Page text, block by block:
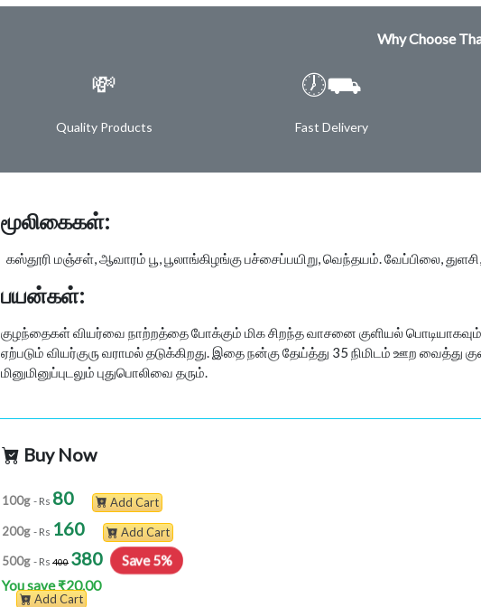
Why Choose
💸
Quality Products
🕖⛟
Fast Delivery
மூலிகைகள்:
கஸ்தூரி மஞ்சள், ஆவாரம் பூ, பூலாங்கிழங்கு பச்சைப்பயிறு, வெந்தயம். வேப்பிலை,
பயன்கள்:
குழந்தைகள் வியர்வை நாற்றத்தை போக்கும் மிக சிறந்த வாசனை குளியல் பொடியாகவும்.
ஏற்படும் வியர்குரு வராமல் தடுக்கிறது. இதை நன்கு தேய்த்து 35 நிமிடம் ஊற வைத்து
மினுமினுப்புடலும் புதுபொலிவை தரும்.
Buy Now
100g - Rs 80
Add Cart
200g - Rs 160
Add Cart
500g - Rs 400 380 Save 5%
You save ₹20.00
Add Cart